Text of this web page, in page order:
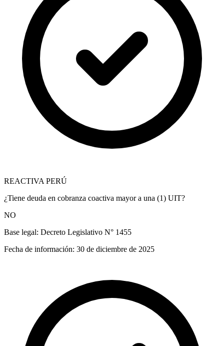
REACTIVA PERÚ
¿Tiene deuda en cobranza coactiva mayor a una (1) UIT?
NO
Base legal: Decreto Legislativo N° 1455
Fecha de información: 30 de diciembre de 2025